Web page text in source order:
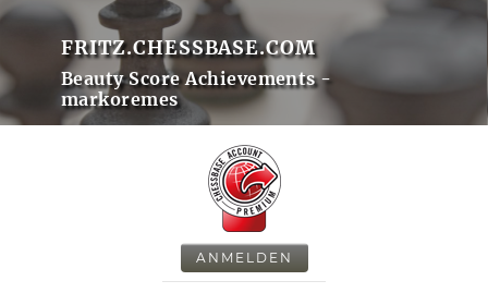
FRITZ.CHESSBASE.COM
Beauty Score Achievements -
markoremes
ANMELDEN